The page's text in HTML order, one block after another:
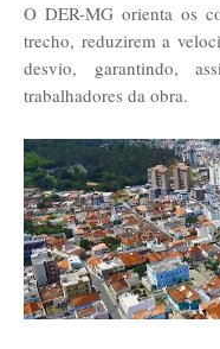
O DER-MG orienta os
trecho, reduzirem a
desvio, garantindo,
trabalhadores da obra.